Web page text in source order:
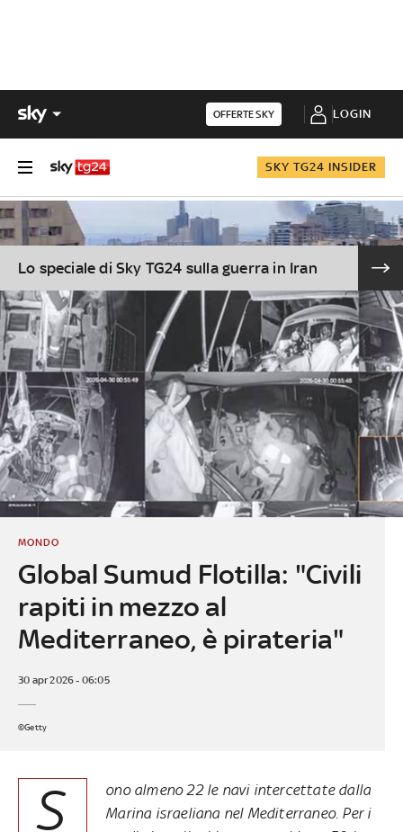
OFFERTE SKY LOGIN
SKY TG24 INSIDER
Lo speciale di Sky TG24 sulla guerra in Iran
Global Sumud Flotilla: "Civili
rapiti in mezzo al
Mediterraneo, è pirateria"
MONDO
30 apr 2026 - 06:05
©Getty
S
ono almeno 22 le navi intercettate dalla
Marina israeliana nel Mediterraneo. Per i